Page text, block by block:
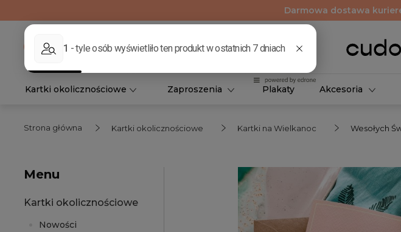
Darmowa dostawa
Kartki okolicznościowe Zaproszenia Plakaty Akcesoria
Strona główna Kartki okolicznościowe Kartki na Wielkanoc Wesołych
Menu
Kartki okolicznościowe
Nowości